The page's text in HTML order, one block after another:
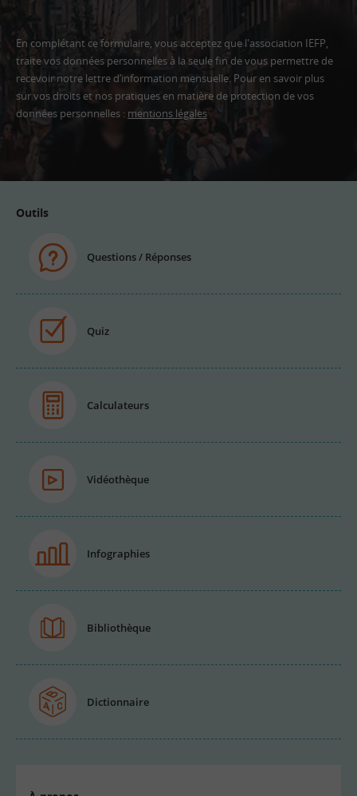
En complétant ce formulaire, vous acceptez que l'association IEFP,
traite vos données personnelles à la seule fin de vous permettre de
recevoir notre lettre d’information mensuelle. Pour en savoir plus
sur vos droits et nos pratiques en matière de protection de vos
données personnelles : mentions légales
Outils
Questions / Réponses
Quiz
Calculateurs
Vidéothèque
Infographies
Bibliothèque
Dictionnaire